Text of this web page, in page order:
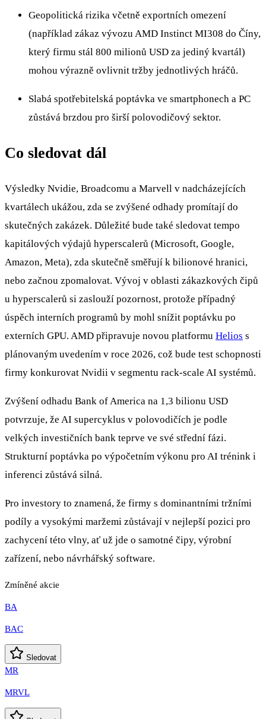
Geopolitická rizika včetně exportních omezení
(například zákaz vývozu AMD Instinct MI308 do Číny,
který firmu stál 800 milionů USD za jediný kvartál)
mohou výrazně ovlivnit tržby jednotlivých hráčů.
Slabá spotřebitelská poptávka ve smartphonech a PC
zůstává brzdou pro širší polovodičový sektor.
Co sledovat dál
Výsledky Nvidie, Broadcomu a Marvell v nadcházejících
kvartálech ukážou, zda se zvýšené odhady promítají do
skutečných zakázek. Důležité bude také sledovat tempo
kapitálových výdajů hyperscalerů (Microsoft, Google,
Amazon, Meta), zda skutečně směřují k bilionové hranici,
nebo začnou zpomalovat. Vývoj v oblasti zákazkových čipů
u hyperscalerů si zaslouží pozornost, protože případný
úspěch interních programů by mohl snížit poptávku po
externích GPU. AMD připravuje novou platformu Helios s
plánovaným uvedením v roce 2026, což bude test schopnosti
firmy konkurovat Nvidii v segmentu rack-scale AI systémů.
Zvýšení odhadu Bank of America na 1,3 bilionu USD
potvrzuje, že AI supercyklus v polovodičích je podle
velkých investičních bank teprve ve své střední fázi.
Strukturní poptávka po výpočetním výkonu pro AI trénink i
inferenci zůstává silná.
Pro investory to znamená, že firmy s dominantními tržními
podíly a vysokými maržemi zůstávají v nejlepší pozici pro
zachycení této vlny, ať už jde o samotné čipy, výrobní
zařízení, nebo návrhářský software.
Zmíněné akcie
BA
BAC
Sledovat
MR
MRVL